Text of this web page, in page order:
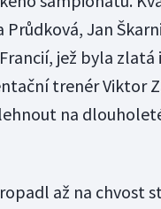
Průdková, Jan
jež byla zlatá
trenér Viktor
na
až na chvost